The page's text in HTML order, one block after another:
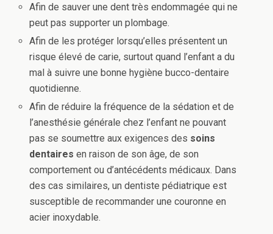
Afin de sauver une dent très endommagée qui ne
peut pas supporter un plombage.
Afin de les protéger lorsqu’elles présentent un
risque élevé de carie, surtout quand l’enfant a du
mal à suivre une bonne hygiène bucco-dentaire
quotidienne.
Afin de réduire la fréquence de la sédation et de
l’anesthésie générale chez l’enfant ne pouvant
pas se soumettre aux exigences des soins
dentaires en raison de son âge, de son
comportement ou d’antécédents médicaux. Dans
des cas similaires, un dentiste pédiatrique est
susceptible de recommander une couronne en
acier inoxydable.